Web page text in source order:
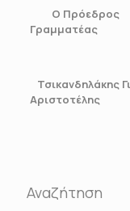
Ο
Γραμματέας
Αριστοτέλης
Αναζήτηση